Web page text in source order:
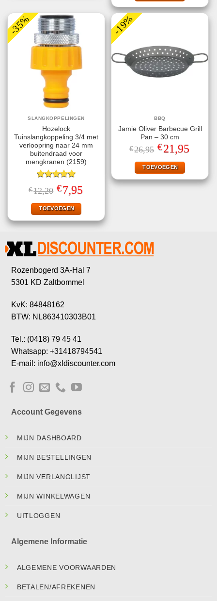
-35%
SLANGKOPPELINGEN
Hozelock
Tuinslangkoppeling 3/4 met
verloopring naar 24 mm
buitendraad voor
mengkranen (2159)
Gewaardeerd
5.00uit 5
€12,20 Oorspronkelijke
prijs
was:
€12,20.
€7,95prijs
TOEVOEGEN
-19%
BBQ
Jamie Oliver Barbecue Grill
Pan – 30 cm
€26,95 Oorspronkelijke
prijs
was:
€26,95.
€21,95prijs
TOEVOEGEN
Rozenbogerd 3A-Hal 7
5301 KD Zaltbommel
KvK: 84848162
BTW: NL863410303B01
Tel.: (0418) 79 45 41
Whatsapp: +31418794541
E-mail: info@xldiscounter.com
Account Gegevens
MIJN DASHBOARD
MIJN BESTELLINGEN
MIJN VERLANGLIJST
MIJN WINKELWAGEN
UITLOGGEN
Algemene Informatie
ALGEMENE VOORWAARDEN
BETALEN/AFREKENEN